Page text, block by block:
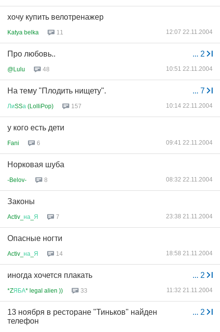
хочу купить велотренажер
Katya belka 11 12:07 22.11.2004
... 2
Про любовь..
@Lulu 48 10:51 22.11.2004
... 7
На тему "Плодить нищету".
ЛиSSа (LolliPop) 157 10:14 22.11.2004
у кого есть дети
Fani 6 09:41 22.11.2004
Норковая шуба
-Belov- 8 08:32 22.11.2004
Законы
Activ_ на Я 7 23:38 21.11.2004
Опасные ногти
Activ_ на Я 14 18:58 21.11.2004
... 2
иногда хочется плакать
*ZЯБА* legal alien )) 33 11:32 21.11.2004
... 2
13 ноября в ресторане "Тиньков" найден
телефон